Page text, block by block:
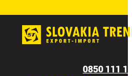
0850 111